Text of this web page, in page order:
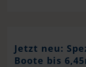
Jetzt neu:
Boote bis